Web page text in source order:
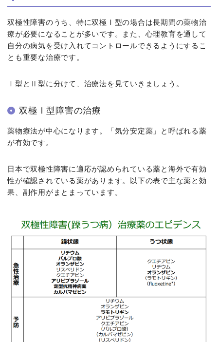
双極性障害のうち、特に双極Ⅰ型の場合は長期間の薬物治
療が必要になることが多いです。また、心理教育を通して
自分の病気を受け入れてコントロールできるようにするこ
とも重要な治療です。
Ⅰ型とⅡ型に分けて、治療法を見ていきましょう。
双極Ⅰ型障害の治療
薬物療法が中心になります。「気分安定薬」と呼ばれる薬
が有効です。
日本で双極性障害に適応が認められている薬と海外で有効
性が確認されている薬があります。以下の表で主な薬と効
果、副作用がまとまっています。